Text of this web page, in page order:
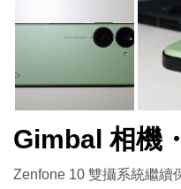
Gimbal 相機
Zenfone 10 雙攝系統繼續